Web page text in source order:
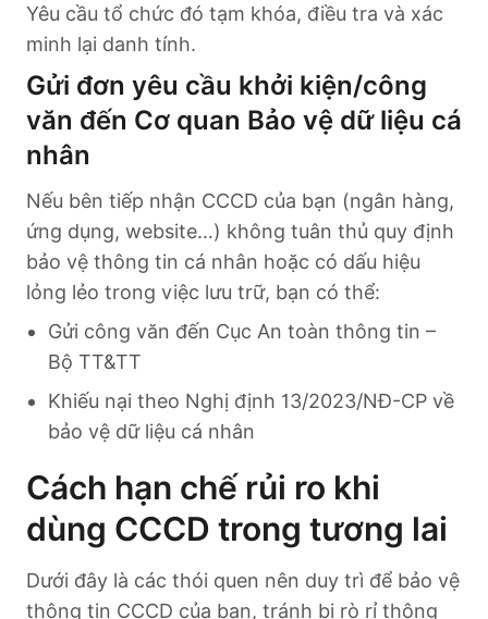
Yêu cầu tổ chức đó tạm khóa, điều tra và xác
minh lại danh tính.
Gửi đơn yêu cầu khởi kiện/công
văn đến Cơ quan Bảo vệ dữ liệu cá
nhân
Nếu bên tiếp nhận CCCD của bạn (ngân hàng,
ứng dụng, website…) không tuân thủ quy định
bảo vệ thông tin cá nhân hoặc có dấu hiệu
lỏng lẻo trong việc lưu trữ, bạn có thể:
Gửi công văn đến Cục An toàn thông tin –
Bộ TT&TT
Khiếu nại theo Nghị định 13/2023/NĐ-CP về
bảo vệ dữ liệu cá nhân
Cách hạn chế rủi ro khi
dùng CCCD trong tương lai
Dưới đây là các thói quen nên duy trì để bảo vệ
thông tin CCCD của bạn, tránh bị rò rỉ thông